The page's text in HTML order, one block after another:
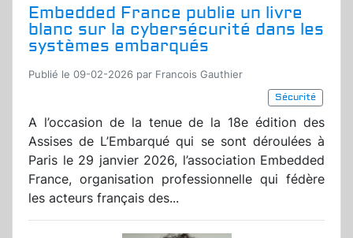
Embedded France publie un livre
blanc sur la cybersécurité dans les
systèmes embarqués
Publié le 09-02-2026 par Francois Gauthier
Sécurité
A l’occasion de la tenue de la 18e édition des
Assises de L’Embarqué qui se sont déroulées à
Paris le 29 janvier 2026, l’association Embedded
France, organisation professionnelle qui fédère
les acteurs français des...